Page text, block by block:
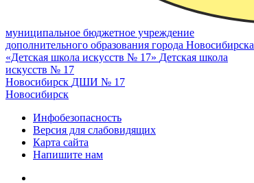
муниципальное бюджетное учреждение
дополнительного образования города Новосибирска
«Детская школа искусств № 17» Детская школа
искусств № 17
Новосибирск ДШИ № 17
Новосибирск
Инфобезопасность
Версия для слабовидящих
Карта сайта
Напишите нам